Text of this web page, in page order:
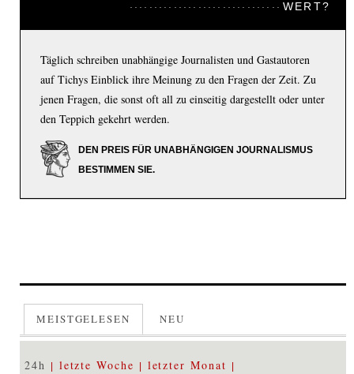
WERT?
Täglich schreiben unabhängige Journalisten und Gastautoren
auf Tichys Einblick ihre Meinung zu den Fragen der Zeit. Zu
jenen Fragen, die sonst oft all zu einseitig dargestellt oder unter
den Teppich gekehrt werden.
DEN PREIS FÜR UNABHÄNGIGEN JOURNALISMUS
BESTIMMEN SIE.
MEISTGELESEN NEU
24h letzte Woche letzter Monat